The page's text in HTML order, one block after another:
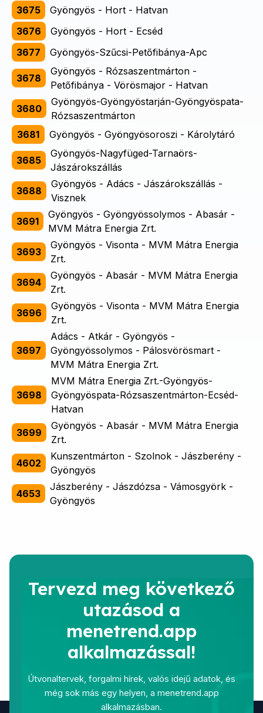
3675
Gyöngyös - Hort - Hatvan
3676
Gyöngyös - Hort - Ecséd
3677
Gyöngyös-Szűcsi-Petőfibánya-Apc
3678
Gyöngyös - Rózsaszentmárton -
Petőfibánya - Vörösmajor - Hatvan
3680
Gyöngyös-Gyöngyöstarján-Gyöngyöspata-
Rózsaszentmárton
3681
Gyöngyös - Gyöngyösoroszi - Károlytáró
3685
Gyöngyös-Nagyfüged-Tarnaörs-
Jászárokszállás
3688
Gyöngyös - Adács - Jászárokszállás -
Visznek
3691
Gyöngyös - Gyöngyössolymos - Abasár -
MVM Mátra Energia Zrt.
3693
Gyöngyös - Visonta - MVM Mátra Energia
Zrt.
3694
Gyöngyös - Abasár - MVM Mátra Energia
Zrt.
3696
Gyöngyös - Visonta - MVM Mátra Energia
Zrt.
3697
Adács - Atkár - Gyöngyös -
Gyöngyössolymos - Pálosvörösmart -
MVM Mátra Energia Zrt.
3698
MVM Mátra Energia Zrt.-Gyöngyös-
Gyöngyöspata-Rózsaszentmárton-Ecséd-
Hatvan
3699
Gyöngyös - Abasár - MVM Mátra Energia
Zrt.
4602
Kunszentmárton - Szolnok - Jászberény -
Gyöngyös
4653
Jászberény - Jászdózsa - Vámosgyörk -
Gyöngyös
Tervezd meg következő
utazásod a
menetrend.app
alkalmazással!
Útvonaltervek, forgalmi hírek, valós idejű adatok, és
még sok más egy helyen, a menetrend.app
alkalmazásban.